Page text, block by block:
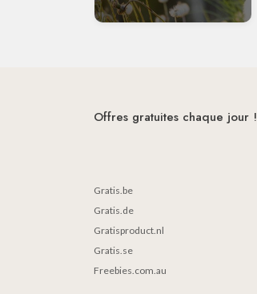
Offres gratuites chaque jour !
Gratis.be
Gratis.de
Gratisproduct.nl
Gratis.se
Freebies.com.au